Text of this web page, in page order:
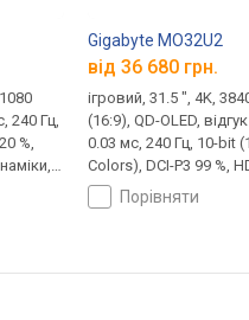
240 Гц,
%,
HDR,
Gigabyte MO32U2
від 36 680 грн.
ігровий, 31.5 ", 4K,
(16:9), QD-OLED, відгук
0.03 мс, 240 Гц, 10-bit
Colors), DCI-P3 99 %,
2.1, DisplayPort, USB-C
Mode), Power Delivery,
AMD FreeSync
порівняти